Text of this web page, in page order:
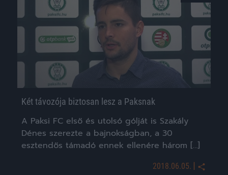
Két távozója biztosan lesz a Paksnak
A Paksi FC első és utolsó gólját is Szakály
Dénes szerezte a bajnokságban, a 30
esztendős támadó ennek ellenére három […]
2018.06.05. |